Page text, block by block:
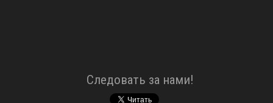
Cледовать за нами!